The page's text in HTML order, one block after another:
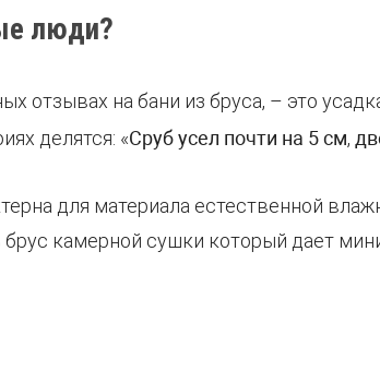
люди?
отзывах на бани из бруса, – это
делятся: «Сруб усел почти на 5 см,
для материала естественной
камерной сушки который дает